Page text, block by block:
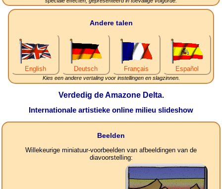
Andere talen
English Deutsch Français Español
Kies een andere vertaling voor instellingen en slagzinnen.
Verdedig de Amazone Delta.
Internationale artistieke online milieu slideshow
Beelden
Willekeurige miniatuur-voorbeelden van afbeeldingen van de
diavoorstelling: